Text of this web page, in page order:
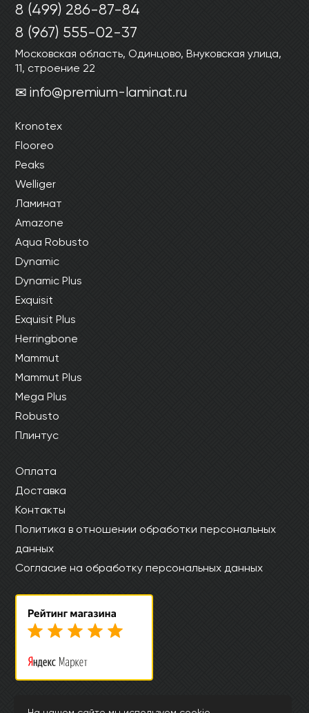
8 (499) 286-87-84
8 (967) 555-02-37
Московская область, Одинцово, Внуковская улица,
11, строение 22
info@premium-laminat.ru
Kronotex
Flooreo
Peaks
Welliger
Ламинат
Amazone
Aqua Robusto
Dynamic
Dynamic Plus
Exquisit
Exquisit Plus
Herringbone
Mammut
Mammut Plus
Mega Plus
Robusto
Плинтус
Оплата
Доставка
Контакты
Политика в отношении обработки персональных
данных
Согласие на обработку персональных данных
© Интернет магазин laminatkronotex.ru 2015-2026